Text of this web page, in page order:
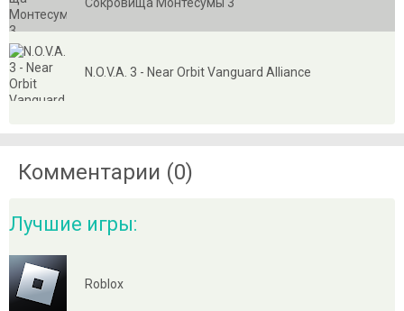
N.O.V.A. 3 - Near Orbit Vanguard Alliance
Комментарии (0)
Лучшие игры:
Roblox